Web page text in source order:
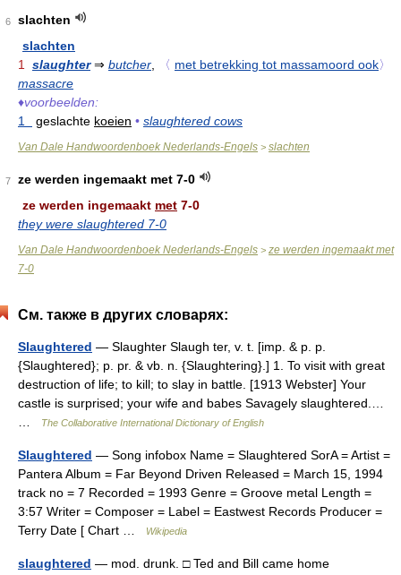
6
slachten
slachten
1 slaughter⇒ butcher, 〈 met betrekking tot massamoord ook〉
massacre
♦voorbeelden:
1
geslachte koeien • slaughtered cows
Van Dale Handwoordenboek Nederlands-Engels > slachten
7
ze werden ingemaakt met 7-0
ze werden ingemaakt met 7-0
they were slaughtered 7-0
Van Dale Handwoordenboek Nederlands-Engels > ze werden ingemaakt met
7-0
См. также в других словарях:
Slaughtered — Slaughter Slaugh ter, v. t. [imp. & p. p.
{Slaughtered}; p. pr. & vb. n. {Slaughtering}.] 1. To visit with great
destruction of life; to kill; to slay in battle. [1913 Webster] Your
castle is surprised; your wife and babes Savagely slaughtered.…
…
The Collaborative International Dictionary of English
Slaughtered — Song infobox Name = Slaughtered SorA = Artist =
Pantera Album = Far Beyond Driven Released = March 15, 1994
track no = 7 Recorded = 1993 Genre = Groove metal Length =
3:57 Writer = Composer = Label = Eastwest Records Producer =
Terry Date [ Chart …
Wikipedia
slaughtered — mod. drunk. □ Ted and Bill came home